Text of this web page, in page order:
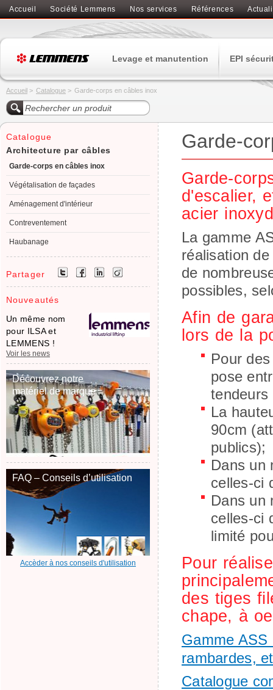
Accueil Société Lemmens Nos services Références
Levage et manutention EPI
Accueil > Catalogue > Garde-corps en câbles inox
Catalogue
Architecture par câbles
Garde-corps en câbles inox
Végétalisation de façades
Aménagement d'intérieur
Contreventement
Haubanage
Partager
Nouveautés
Un même nom
pour ILSA et
LEMMENS !
Voir les news
Découvrez notre
matériel de marque
FAQ – Conseils d’utilisation
Accèder à nos conseils d'utilisation
Garde-
Garde-
d'escalier,
acier
La gamme
réalisation
de
possibles,
Afin de
lors de la
Pour
pose
La
90cm
publics);
Dans un
celles-ci
Dans un
celles-ci
limité
Pour
des tiges
chape, à
Gamme
rambardes,
Catalogue